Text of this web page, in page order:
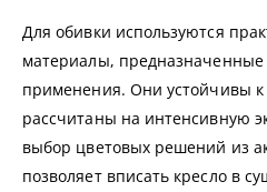
Для обивки используются
материалы, предназначенные
применения. Они устойчивы к
рассчитаны на интенсивную
выбор цветовых решений из
позволяет вписать кресло в